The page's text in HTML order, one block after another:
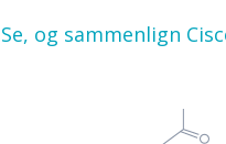
Se, og sammenlign